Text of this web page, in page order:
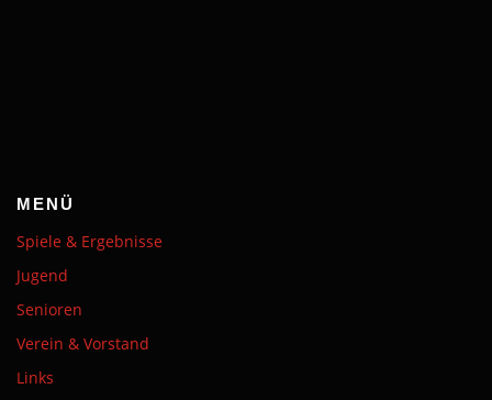
MENÜ
Spiele & Ergebnisse
Jugend
Senioren
Verein & Vorstand
Links